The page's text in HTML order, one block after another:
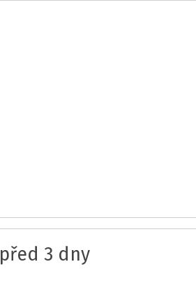
před 3 dny